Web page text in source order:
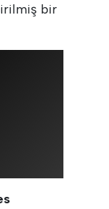
bir